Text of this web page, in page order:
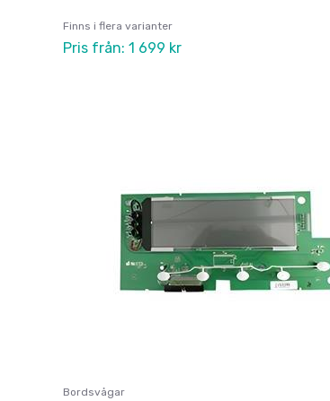
Finns i flera varianter
Pris från: 1 699 kr
Bordsvågar